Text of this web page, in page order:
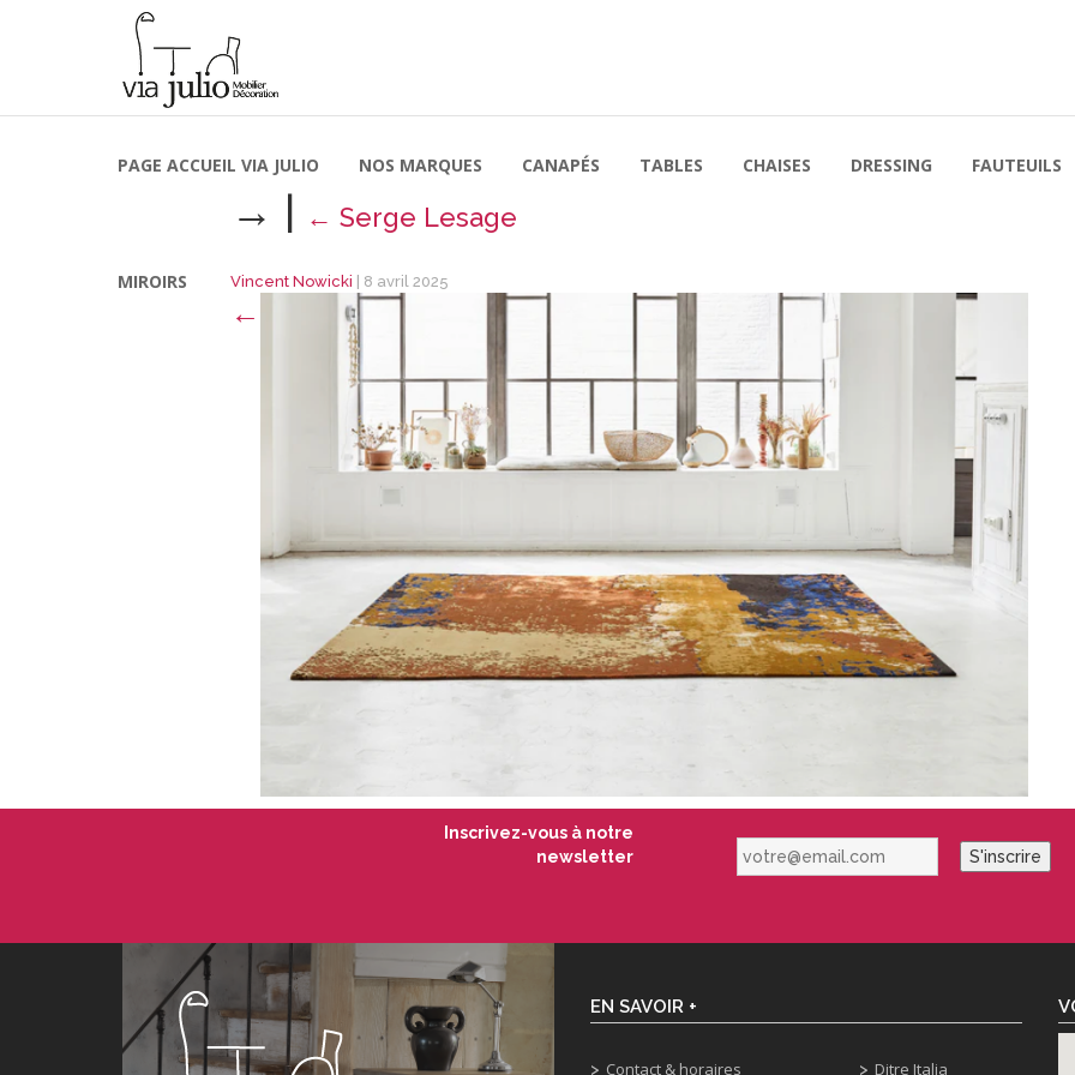
PAGE ACCUEIL VIA JULIO NOS MARQUES CANAPÉS TABLES CHAISES DRESSING FAUTEUILS
MIROIRS
→ | ← Serge Lesage
Vincent Nowicki 8 avril 2025
←
Inscrivez-vous à notre
newsletter
votre@email.com S'inscrire
EN SAVOIR +
Contact & horaires Ditre Italia